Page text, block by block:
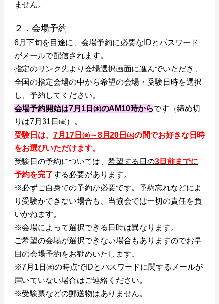
ません。
２．会場予約
6月下旬を目途に、会場予約に必要な IDとパスワード
がメールで配信されます。
指定のリンク先より会場選択画面に進んでいただき、
全国の指定会場の中から希望の会場・受験日時を選択
し、予約してください。
会場予約開始は7月1日㈬のAM10時からです（締め切
りは7月31日㈮）。
受験日は、 7月17日㈮～8月20日㈭の間でお好きな日時
をお選びいただけます。
受験日の予約については、 希望する日の3日前までに
予約を完了する必要があります。
※必ずご自身での予約が必要です。予約忘れなどによ
り受験ができない場合も、当協会では一切の責任を負
いかねます。
※会場によって選択できる日時は異なります。
ご希望の会場が選択できない場合もありますのでお早
目の会場予約をお勧めいたします。
※7月1日㈬の時点でIDとパスワードに関するメールが
届いていない場合はご連絡ください。
※受験票などの郵送物はありません。